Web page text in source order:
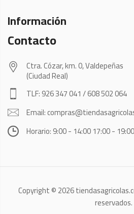
Información
Contacto
Ctra. Cózar, km. 0, Valdepeñas
(Ciudad Real)
TLF: 926 347 041 / 608 502 064
Email:
Horario: 9:00 - 14:00 17:00 - 19:00
Copyright © 2026
reservados.